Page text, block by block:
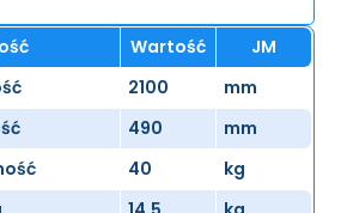
Wartość
JM
2100
mm
490
mm
40
kg